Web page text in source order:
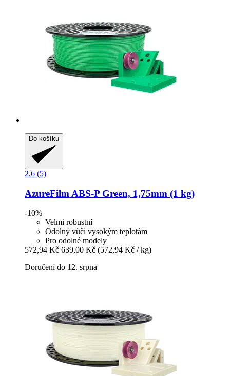
Do košíku
2.6 (5)
AzureFilm ABS-​P Green, 1,75mm (1 kg)
-10%
Velmi robustní
Odolný vůči vysokým teplotám
Pro odolné modely
572,94 Kč 639,00 Kč (572,94 Kč / kg)
Doručení do 12. srpna